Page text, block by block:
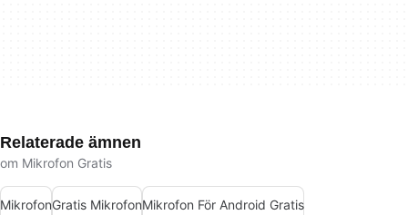
Relaterade ämnen
om Mikrofon Gratis
MikrofonGratis MikrofonMikrofon För Android Gratis